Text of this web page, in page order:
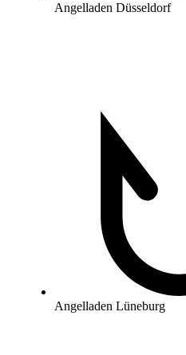
Angelladen Düsseldorf
Angelladen Lüneburg